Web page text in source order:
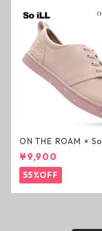
ON THE ROAM × So
ck Wino ライフスタ
ーズ ダーティーピン
ローム ジェイソンモ
スニーカー
¥9,900
55%OFF